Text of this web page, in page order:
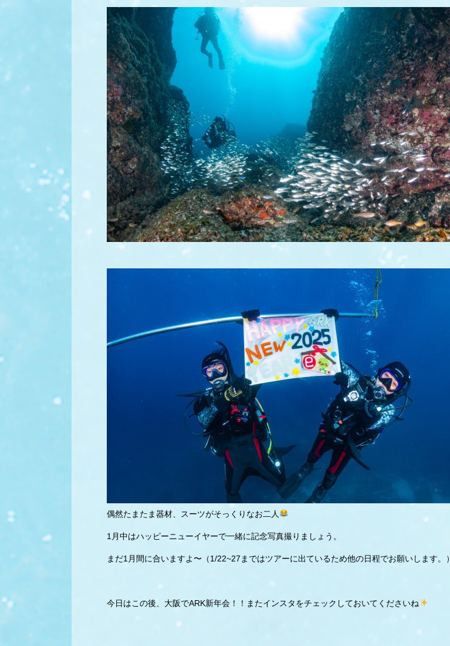
偶然たまたま器材、スーツがそっくりなお二人
1月中はハッピーニューイヤーで一緒に記念写真撮りましょう。
まだ1月間に合いますよ〜（1/22~27まではツアーに出ているため他の日程でお願いします。）
今日はこの後、大阪でARK新年会！！またインスタをチェックしておいてくださいね